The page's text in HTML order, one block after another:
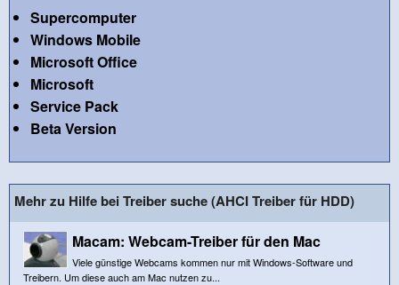
Supercomputer
Windows Mobile
Microsoft Office
Microsoft
Service Pack
Beta Version
Mehr zu Hilfe bei Treiber suche (AHCI Treiber für HDD)
Macam: Webcam-Treiber für den Mac
Viele günstige Webcams kommen nur mit Windows-Software und
Treibern. Um diese auch am Mac nutzen zu...